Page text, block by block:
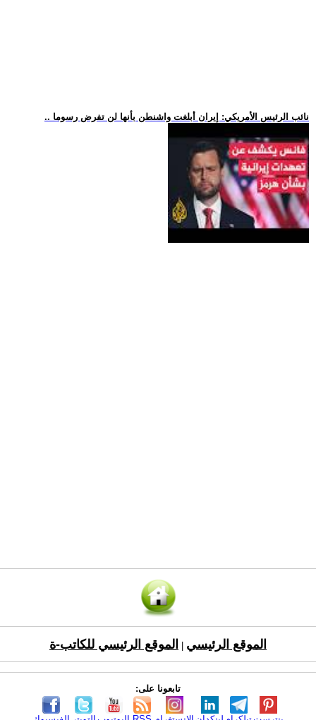
.. نائب الرئيس الأمريكي: إيران أبلغت واشنطن بأنها لن تفرض رسوما
الموقع الرئيسي الموقع الرئيسي للكاتب-ة
تابعونا على: